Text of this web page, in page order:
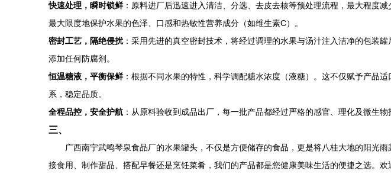
快速处理，瞬时锁鲜：原料进厂后迅速进入清洁、分选、去皮去核等预处理流程，最大程度
最大限度地保护水果的色泽、口感和热敏性营养成分（如维生素C）。
密封工艺，隔绝侵扰：采用先进的真空密封技术，将经过调理的水果与汤汁注入洁净的包装
添加任何防腐剂。
恒温糖液，平衡保鲜：根据不同水果的特性，科学调配糖水浓度（液糖）。这不仅赋予产品
系，稳定品质。
全程品控，安全护航 ：从原料验收到成品出厂，每一批产品都经过严格的感官、理化及微生
三、
广西南宁武鸣琴泉食品厂的水果罐头，不仅是方便储存的食品，更是将八桂大地的阳光
接食用、制作甜品、搭配早餐还是烹饪菜肴，我们的产品都是您健康美味生活的便捷之选。欢